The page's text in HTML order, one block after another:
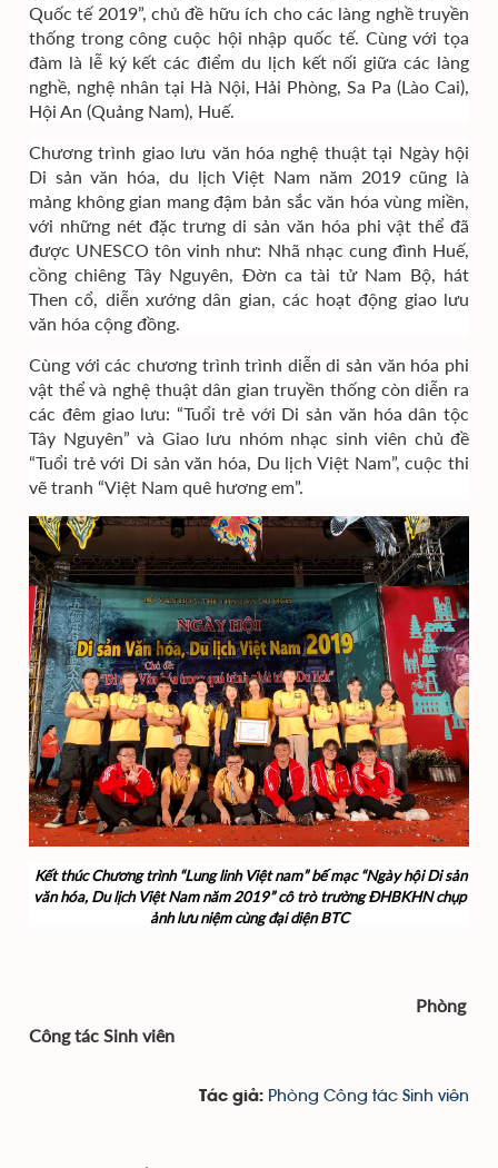
Quốc tế 2019”, chủ đề hữu ích cho các làng nghề truyền
thống trong công cuộc hội nhập quốc tế. Cùng với tọa
đàm là lễ ký kết các điểm du lịch kết nối giữa các làng
nghề, nghệ nhân tại Hà Nội, Hải Phòng, Sa Pa (Lào Cai),
Hội An (Quảng Nam), Huế.
Chương trình giao lưu văn hóa nghệ thuật tại Ngày hội
Di sản văn hóa, du lịch Việt Nam năm 2019 cũng là
mảng không gian mang đậm bản sắc văn hóa vùng miền,
với những nét đặc trưng di sản văn hóa phi vật thể đã
được UNESCO tôn vinh như: Nhã nhạc cung đình Huế,
cồng chiêng Tây Nguyên, Đờn ca tài tử Nam Bộ, hát
Then cổ, diễn xướng dân gian, các hoạt động giao lưu
văn hóa cộng đồng.
Cùng với các chương trình trình diễn di sản văn hóa phi
vật thể và nghệ thuật dân gian truyền thống còn diễn ra
các đêm giao lưu: “Tuổi trẻ với Di sản văn hóa dân tộc
Tây Nguyên” và Giao lưu nhóm nhạc sinh viên chủ đề
“Tuổi trẻ với Di sản văn hóa, Du lịch Việt Nam”, cuộc thi
vẽ tranh “Việt Nam quê hương em”.
Kết thúc Chương trình “Lung linh Việt nam” bế mạc “Ngày hội Di sản
văn hóa, Du lịch Việt Nam năm 2019” cô trò trường ĐHBKHN chụp
ảnh lưu niệm cùng đại diện BTC
Phòng
Công tác Sinh viên
Tác giả: Phòng Công tác Sinh viên